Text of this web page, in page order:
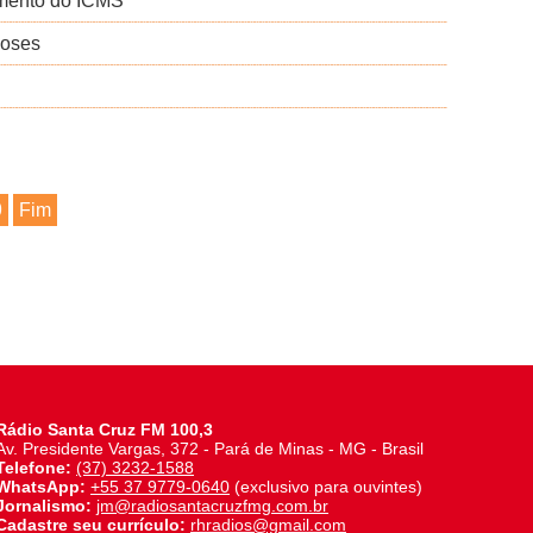
Fim
Santa Cruz FM 100,3
Presidente Vargas, 372 - Pará de Minas - MG - Brasil
(37) 3232-1588
+55 37 9779-0640 (exclusivo para ouvintes)
jm@radiosantacruzfmg.com.br
seu currículo: rhradios@gmail.com